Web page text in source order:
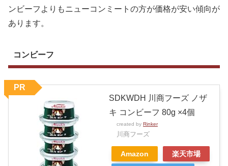
ンビーフよりもニューコンミートの方が価格が安い傾向が
あります。
コンビーフ
SDKWDH 川商フーズ ノザ
キ コンビーフ 80g ×4個
created by Rinker
川商フーズ
Amazon 楽天市場
PR